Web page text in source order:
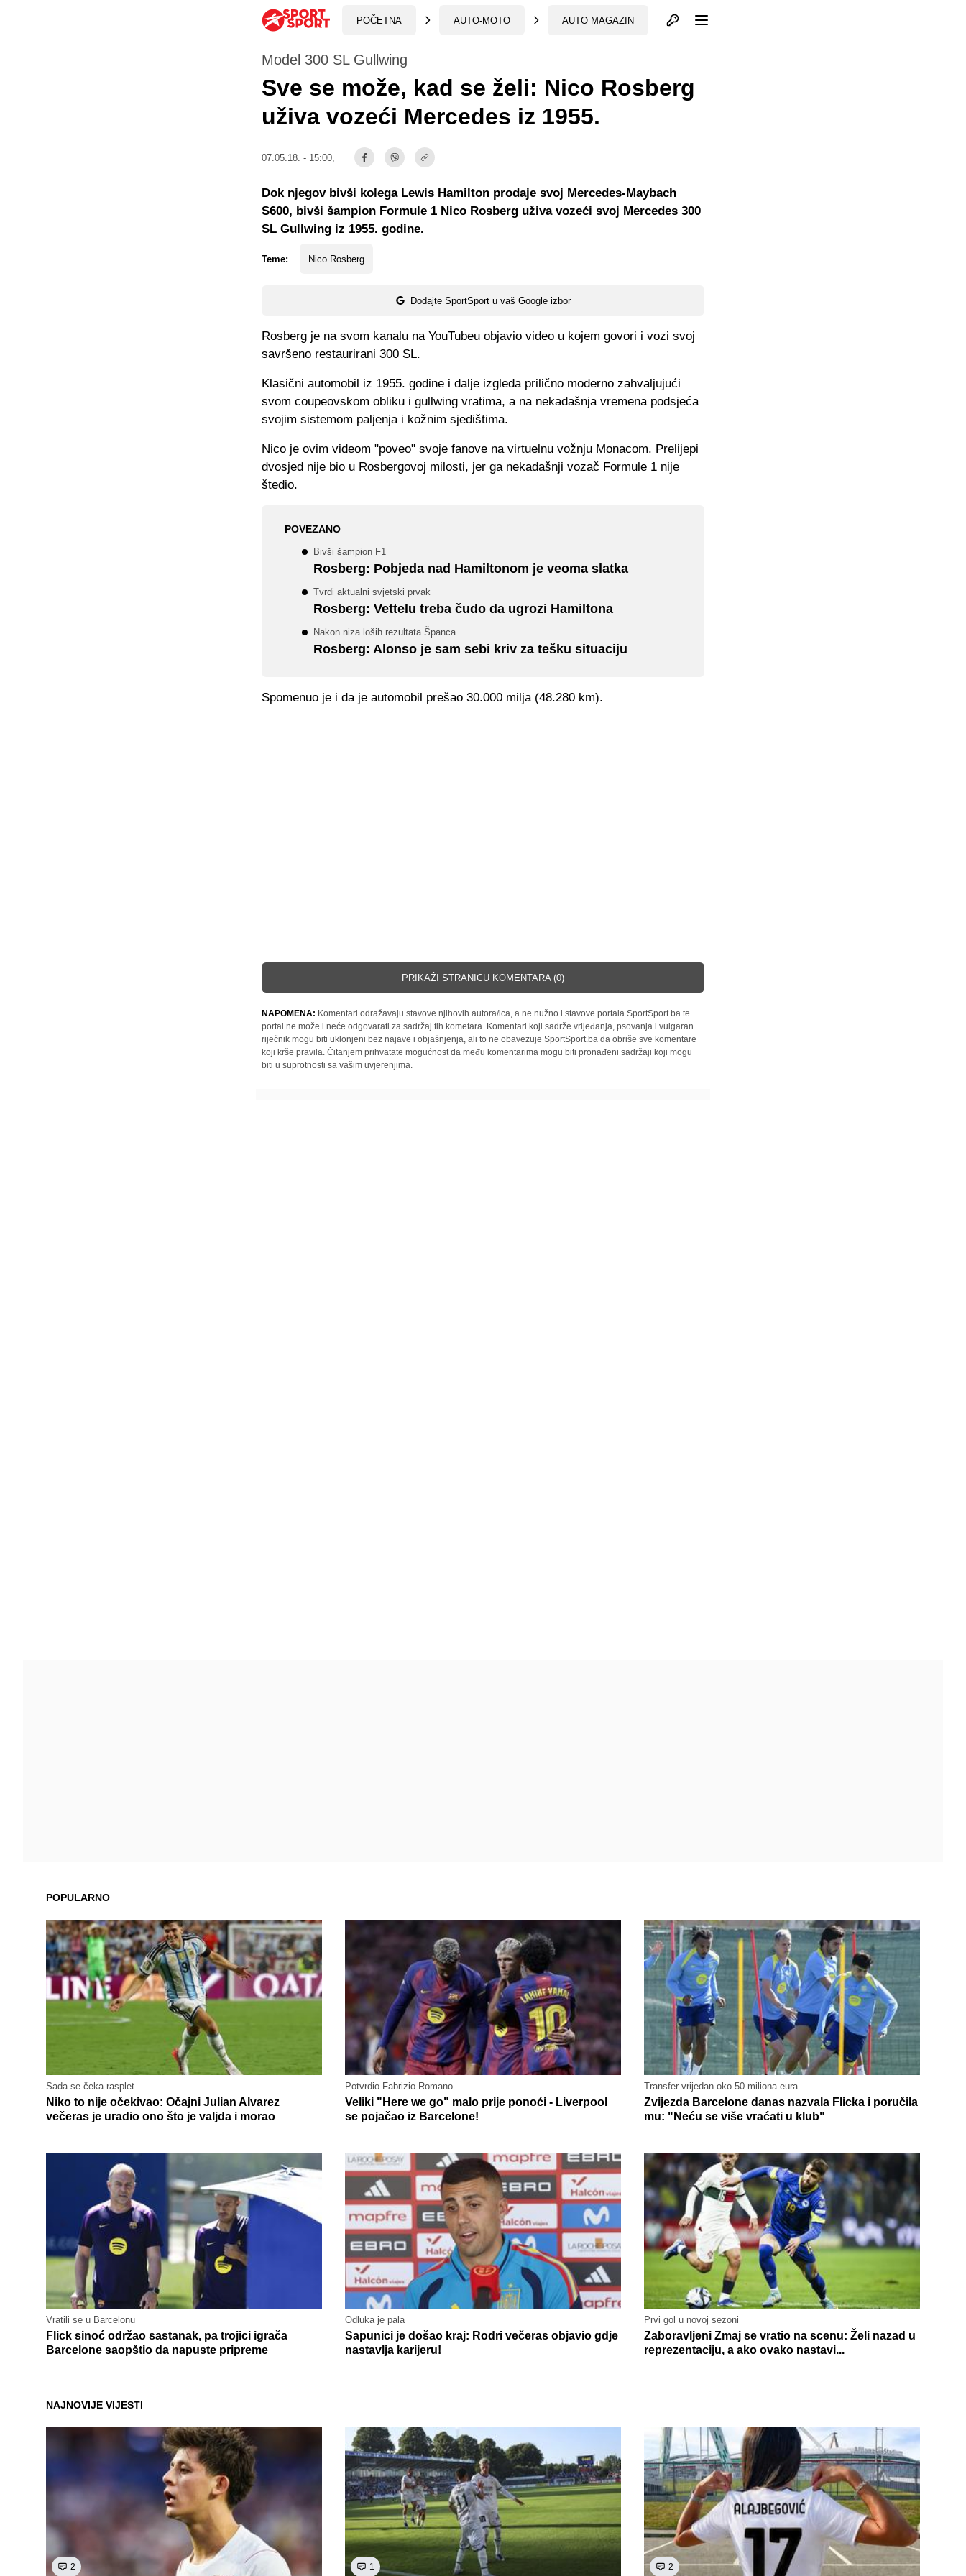
POČETNA AUTO-MOTO AUTO MAGAZIN Otvori profil
Model 300 SL Gullwing
Sve se može, kad se želi: Nico Rosberg
uživa vozeći Mercedes iz 1955.
07.05.18. - 15:00,
Teme: Nico Rosberg
Dodajte SportSport u vaš Google izbor
Dok njegov bivši kolega Lewis Hamilton prodaje svoj Mercedes-Maybach
S600, bivši šampion Formule 1 Nico Rosberg uživa vozeći svoj Mercedes 300
SL Gullwing iz 1955. godine.
Rosberg je na svom kanalu na YouTubeu objavio video u kojem govori i vozi svoj
savršeno restaurirani 300 SL.
Klasični automobil iz 1955. godine i dalje izgleda prilično moderno zahvaljujući
svom coupeovskom obliku i gullwing vratima, a na nekadašnja vremena podsjeća
svojim sistemom paljenja i kožnim sjedištima.
Nico je ovim videom "poveo" svoje fanove na virtuelnu vožnju Monacom. Prelijepi
dvosjed nije bio u Rosbergovoj milosti, jer ga nekadašnji vozač Formule 1 nije
štedio.
POVEZANO
Bivši šampion F1
Rosberg: Pobjeda nad Hamiltonom je veoma slatka
Tvrdi aktualni svjetski prvak
Rosberg: Vettelu treba čudo da ugrozi Hamiltona
Nakon niza loših rezultata Španca
Rosberg: Alonso je sam sebi kriv za tešku situaciju
Spomenuo je i da je automobil prešao 30.000 milja (48.280 km).
PRIKAŽI STRANICU KOMENTARA (0)
NAPOMENA: Komentari odražavaju stavove njihovih autora/ica, a ne nužno i stavove portala SportSport.ba te
portal ne može i neće odgovarati za sadržaj tih kometara. Komentari koji sadrže vrijeđanja, psovanja i vulgaran
riječnik mogu biti uklonjeni bez najave i objašnjenja, ali to ne obavezuje SportSport.ba da obriše sve komentare
koji krše pravila. Čitanjem prihvatate mogućnost da među komentarima mogu biti pronađeni sadržaji koji mogu
biti u suprotnosti sa vašim uvjerenjima.
POPULARNO
Sada se čeka rasplet
Niko to nije očekivao: Očajni Julian Alvarez
večeras je uradio ono što je valjda i morao
Potvrdio Fabrizio Romano
Veliki "Here we go" malo prije ponoći - Liverpool
se pojačao iz Barcelone!
Transfer vrijedan oko 50 miliona eura
Zvijezda Barcelone danas nazvala Flicka i poručila
mu: "Neću se više vraćati u klub"
Vratili se u Barcelonu
Flick sinoć održao sastanak, pa trojici igrača
Barcelone saopštio da napuste pripreme
Odluka je pala
Sapunici je došao kraj: Rodri večeras objavio gdje
nastavlja karijeru!
Prvi gol u novoj sezoni
Zaboravljeni Zmaj se vratio na scenu: Želi nazad u
reprezentaciju, a ako ovako nastavi...
NAJNOVIJE VIJESTI
2 1 2